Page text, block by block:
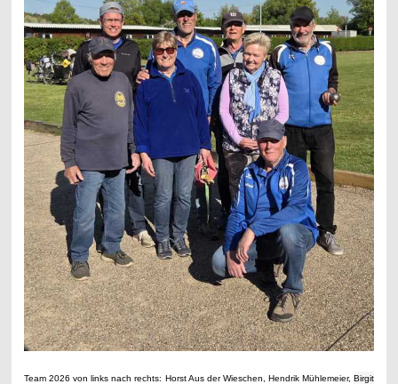
Team 2026 von links nach rechts: Horst Aus der Wieschen, Hendrik Mühlemeier, Birgit